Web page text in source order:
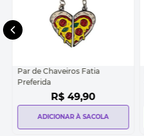
Par de Chaveiros Fatia
Preferida
R$ 49,90
ADICIONAR À SACOLA